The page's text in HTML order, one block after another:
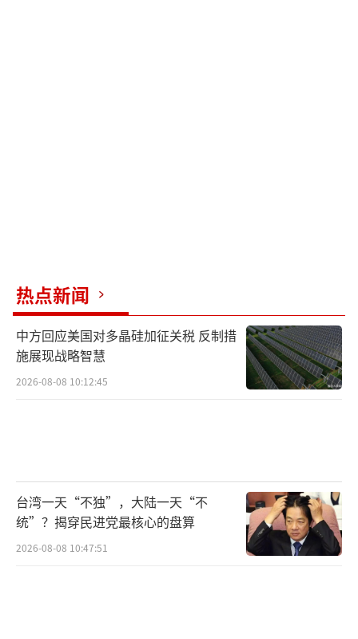
热点新闻
中方回应美国对多晶硅加征关税 反制措
施展现战略智慧
2026-08-08 10:12:45
台湾一天“不独”，大陆一天“不
统”？揭穿民进党最核心的盘算
2026-08-08 10:47:51